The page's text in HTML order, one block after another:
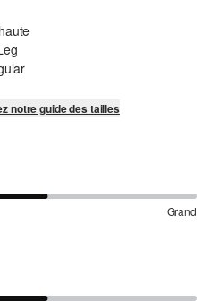
notre guide des tailles
Grand